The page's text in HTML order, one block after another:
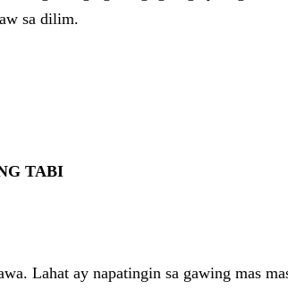
sa dilim.
TABI
Lahat ay napatingin sa gawing mas